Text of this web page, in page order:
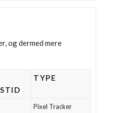
og dermed mere
TYPE
Pixel Tracker